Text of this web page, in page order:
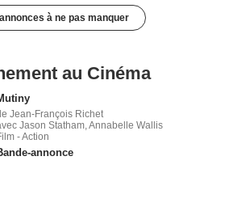
à ne pas manquer
au Cinéma
Jean-François Richet
Jason Statham, Annabelle Wallis
- Action
annonce